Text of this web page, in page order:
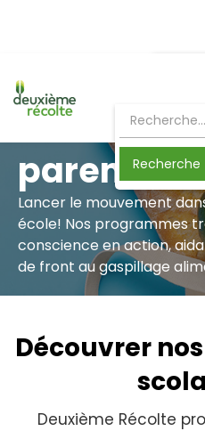
En
Écoles,
parents
Lancer le mouvement
école! Nos programmes
conscience en action,
de front au gaspillage
Découvrer
Deuxième Récolte